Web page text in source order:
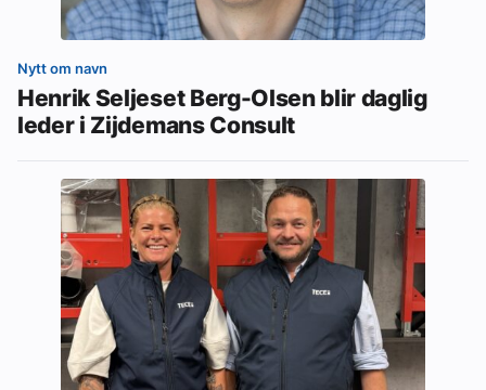
Nytt om navn
Henrik Seljeset Berg-Olsen blir daglig
leder i Zijdemans Consult